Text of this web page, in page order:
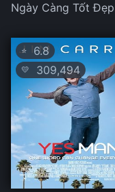
Ngày Càng Tốt
⭐ 6.8
💛 309,494